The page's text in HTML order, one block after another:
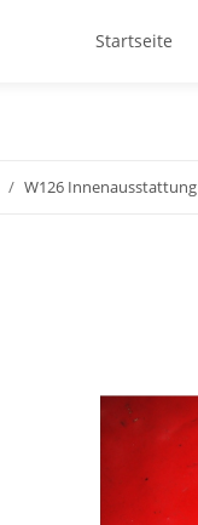
Startseite
W126 Innenausstattung